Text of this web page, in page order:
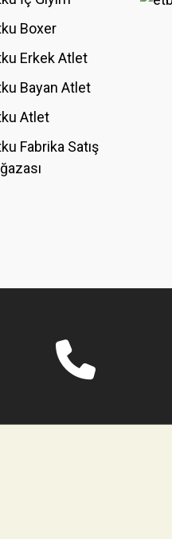
Boxer
Erkek Atlet
Bayan Atlet
Atlet
Fabrika Satış